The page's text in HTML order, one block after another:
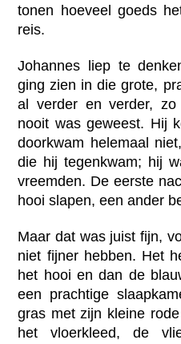
tonen hoeveel goeds
reis.
Johannes liep te
ging zien in die grote,
al verder en verder,
nooit was geweest. Hij
doorkwam helemaal
die hij tegenkwam; hij
vreemden. De eerste
hooi slapen, een ander
Maar dat was juist fijn,
niet fijner hebben. Het
het hooi en dan de
een prachtige
gras met zijn kleine
het vloerkleed, de